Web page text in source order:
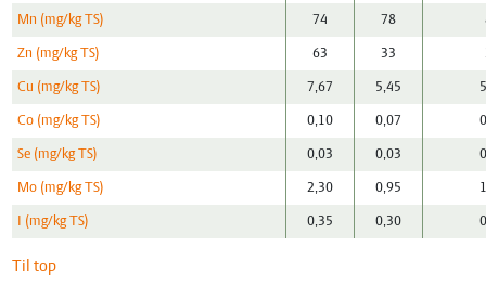
Mn (mg/kg TS) 74 78
Zn (mg/kg TS) 63 33
Cu (mg/kg TS) 7,67 5,45
Co (mg/kg TS) 0,10 0,07
Se (mg/kg TS) 0,03 0,03
Mo (mg/kg TS) 2,30 0,95
I (mg/kg TS) 0,35 0,30
Til top